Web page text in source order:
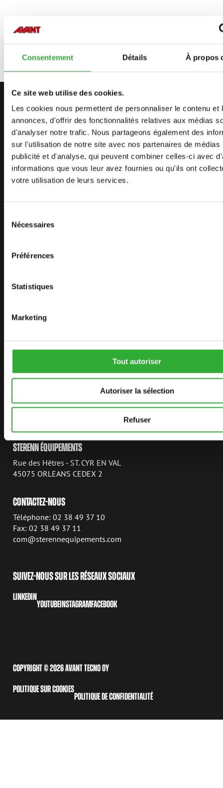
Consentement Détails À propos
Ce site web utilise des cookies.
Les cookies nous permettent de personnaliser le contenu et
annonces, d'offrir des fonctionnalités relatives aux médias
d'analyser notre trafic. Nous partageons également des
sur l'utilisation de notre site avec nos partenaires de médias
publicité et d'analyse, qui peuvent combiner celles-ci avec
informations que vous leur avez fournies ou qu'ils ont
votre utilisation de leurs services.
Nécessaires
Préférences
Statistiques
Marketing
Tout autoriser
Autoriser la sélection
Refuser
DENSE MESH FOR SCREENING DRUM
CONTACTEZ-NOUS
COMMENCEZ VOTRE AVENTURE
AVEC AVANT
CHARGEURS
APPLICATIONS
AVANT POWER
AVANT MAGAZINE
STERENN ÉQUIPEMENTS
Rue des Hêtres - ST. CYR EN VAL
45075 ORLEANS CEDEX 2
CONTACTEZ-NOUS
Téléphone: 02 38 49 37 10
Fax: 02 38 49 37 11
com@sterennequipements.com
SUIVEZ-NOUS SUR LES RÉSEAUX SOCIAUX
LINKEDIN
YOUTUBEINSTAGRAMFACEBOOK
COPYRIGHT © 2026 AVANT TECNO OY
POLITIQUE SUR COOKIES
POLITIQUE DE CONFIDENTIALITÉ